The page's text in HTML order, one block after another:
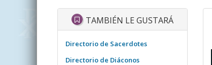
TAMBIÉN LE GUSTARÁ
Directorio de Sacerdotes
Directorio de Diáconos